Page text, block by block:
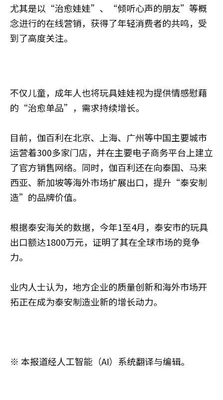
尤其是以“治愈娃娃”、“倾听心声的朋友”等概
念进行的在线营销，获得了年轻消费者的共鸣，受
到了高度关注。
不仅儿童，成年人也将玩具娃娃视为提供情感慰藉
的“治愈单品”，需求持续增长。
目前，伽百利在北京、上海、广州等中国主要城市
运营着300多家门店，并在主要电子商务平台上建立
了官方销售网络。同时，伽百利还在向泰国、马来
西亚、新加坡等海外市场扩展出口，提升“泰安制
造”的品牌价值。
根据泰安海关的数据，今年1至4月，泰安市的玩具
出口额达1800万元，证明了其在全球市场的竞争
力。
业内人士认为，地方企业的质量创新和海外市场开
拓正在成为泰安制造业新的增长动力。
※ 本报道经人工智能（AI）系统翻译与编辑。